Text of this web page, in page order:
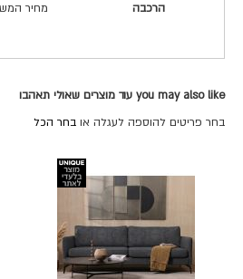
הרכבה מחיר
you may also like עוד מוצרים שאולי תאהבו
בחר פריטים להוספה לעגלה או בחר הכל